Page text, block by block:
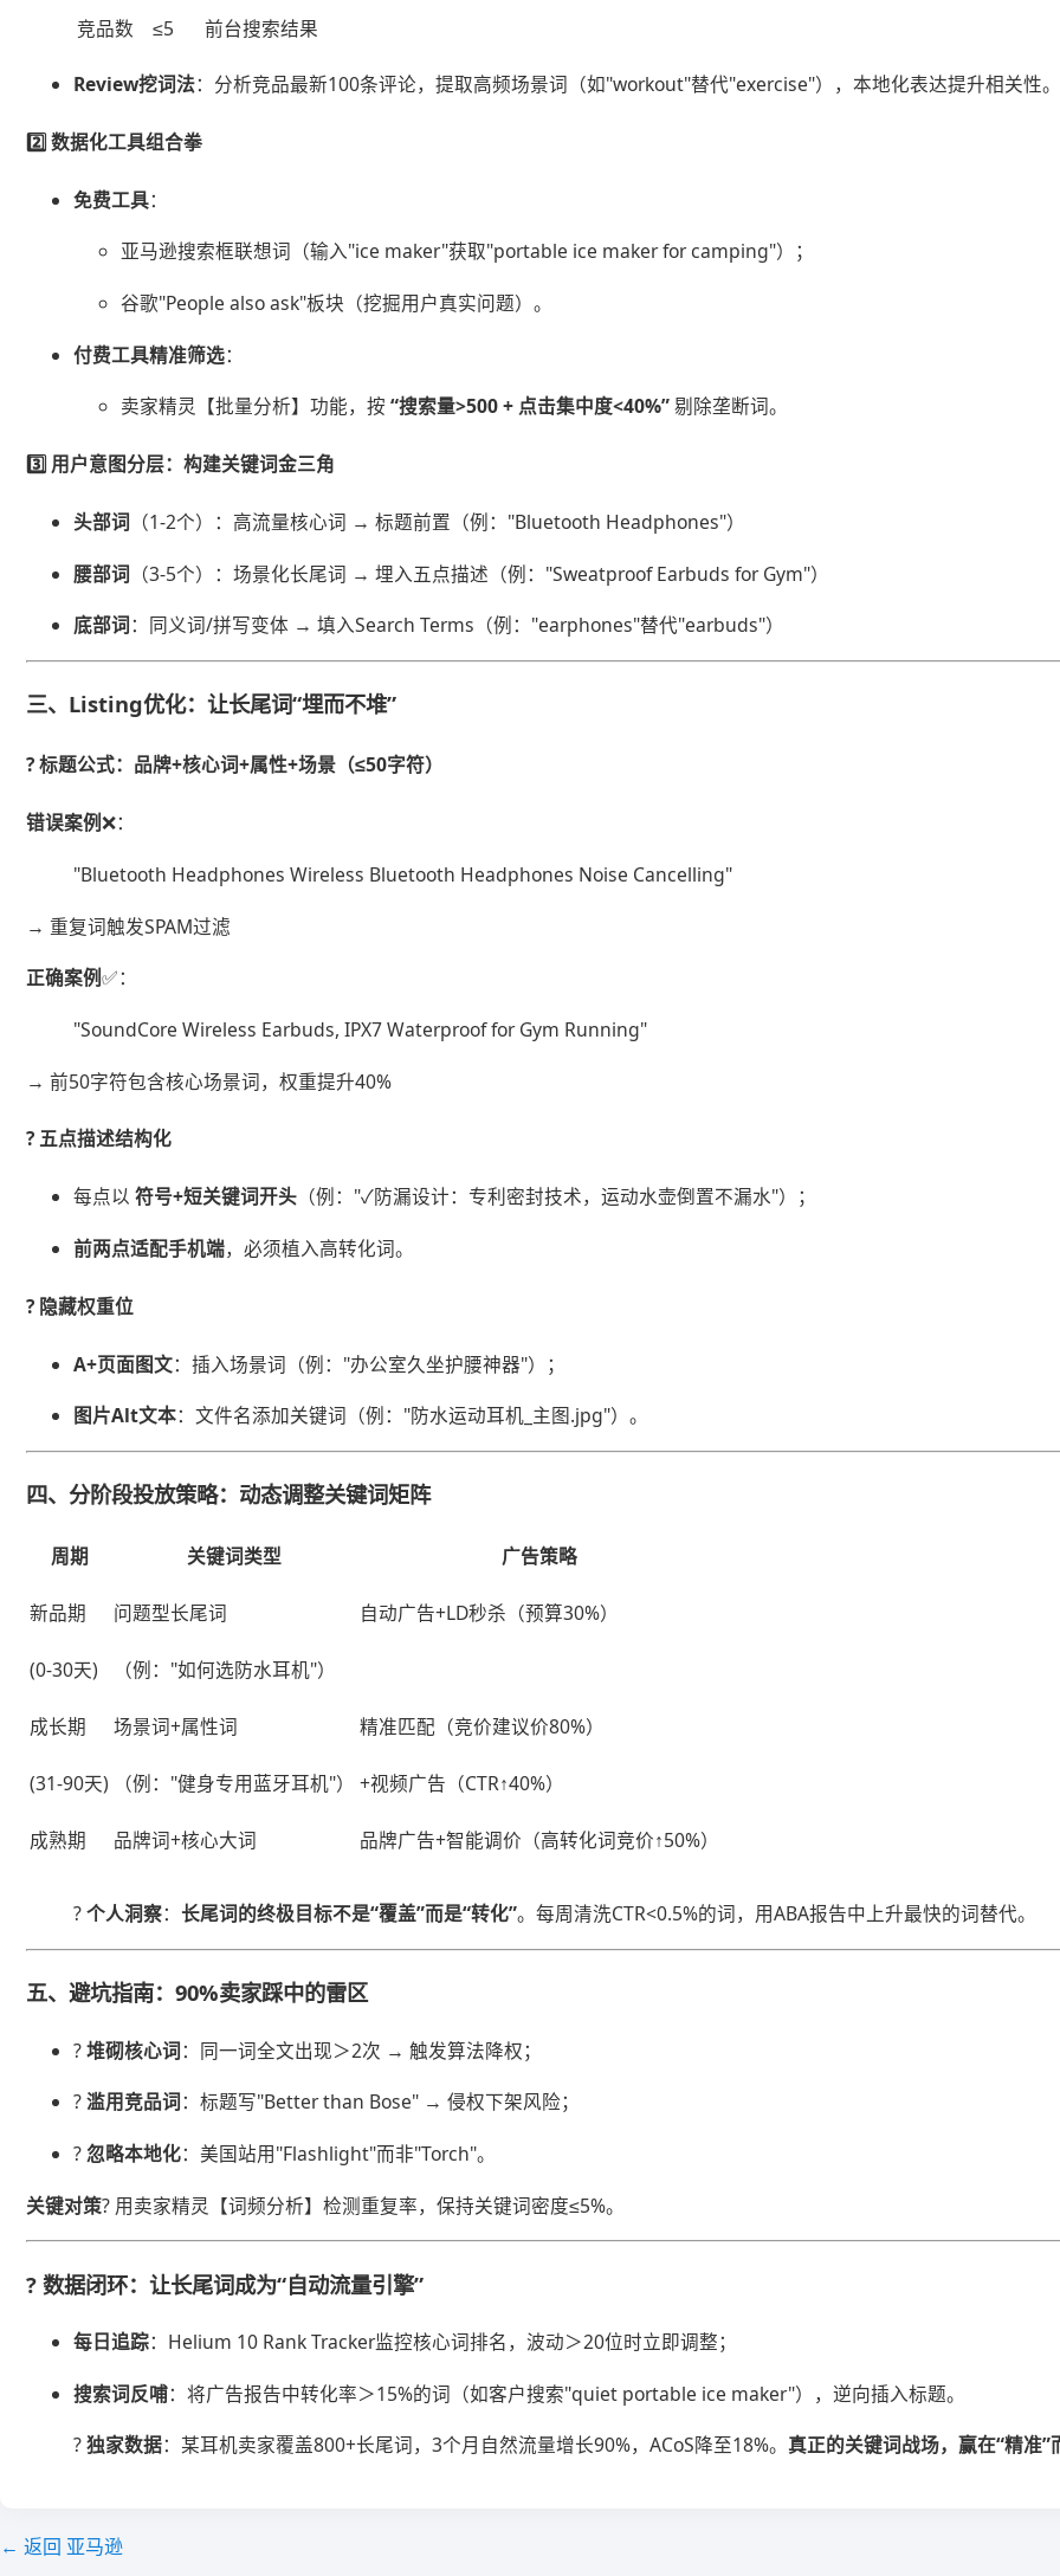
竞品数 ≤5 前台搜索结果
​Review挖词法​：分析竞品最新100条评论，提取高频场景词（如"workout"替代"exercise"），本地化表达提升相关性
2️⃣ ​​数据化工具组合拳​
​免费工具​​：
亚马逊搜索框联想词（输入"ice maker"获取"portable ice maker for camping"）；
谷歌"People also ask"板块（挖掘用户真实问题）。
​付费工具精准筛选​​：
卖家精灵【批量分析】功能，按 ​​“搜索量>500 + 点击集中度<40%”​​ 剔除垄断词。
3️⃣ ​ ​用户意图分层：构建关键词金三角​
​头部词​ ​（1-2个）：高流量核心词 → 标题前置（例："Bluetooth Headphones"）
​腰部词​ ​（3-5个）：场景化长尾词 → 埋入五点描述（例："Sweatproof Earbuds for Gym"）
​底部词​​：同义词/拼写变体 → 填入Search Terms（例："earphones"替代"earbuds"）
三、Listing优化：让长尾词“埋而不堆”
? ​​标题公式​​：品牌+核心词+属性+场景（≤50字符）
​错误案例​​❌：
"Bluetooth Headphones Wireless Bluetooth Headphones Noise Cancelling"
→ 重复词触发SPAM过滤
​正确案例​​✅：
"SoundCore Wireless Earbuds, IPX7 Waterproof for Gym Running"
→ 前50字符包含核心场景词，权重提升40%
? ​ ​五点描述结构化​
每点以 ​​符号+短关键词开头​ ​（例："✓防漏设计：专利密封技术，运动水壶倒置不漏水"）；
​前两点适配手机端​​，必须植入高转化词。
? ​ ​隐藏权重位​
​A+页面图文​​：插入场景词（例："办公室久坐护腰神器"）；
​图片Alt文本​​：文件名添加关键词（例："防水运动耳机_主图.jpg"）。
四、分阶段投放策略：动态调整关键词矩阵
周期 关键词类型 广告策略
新品期 问题型长尾词 自动广告+LD秒杀（预算30%）
(0-30天) （例："如何选防水耳机"）
成长期 场景词+属性词 精准匹配（竞价建议价80%）
(31-90天) （例："健身专用蓝牙耳机"） +视频广告（CTR↑40%）
成熟期 品牌词+核心大词 品牌广告+智能调价（高转化词竞价↑50%）
? ​​个人洞察​​：​​长尾词的终极目标不是“覆盖”而是“转化”​​。每周清洗CTR<0.5%的词，用ABA报告中上升最快的词替代。
五、避坑指南：90%卖家踩中的雷区
? ​​堆砌核心词​​：同一词全文出现＞2次 → 触发算法降权；
? ​​滥用竞品词​​：标题写"Better than Bose" → 侵权下架风险；
? ​ ​忽略本地化​​：美国站用"Flashlight"而非"Torch"。
​关键对策​​? 用卖家精灵【词频分析】检测重复率，保持关键词密度≤5%。
? 数据闭环：让长尾词成为“自动流量引擎”
​每日追踪​​：Helium 10 Rank Tracker监控核心词排名，波动＞20位时立即调整；
​搜索词反哺​​：将广告报告中转化率＞15%的词（如客户搜索"quiet portable ice maker"），逆向插入标题。
? ​​独家数据​​：某耳机卖家覆盖800+长尾词，3个月自然流量增长90%，ACoS降至18%。​ 真正的关键词战场，赢在“精准”
← 返回 亚马逊